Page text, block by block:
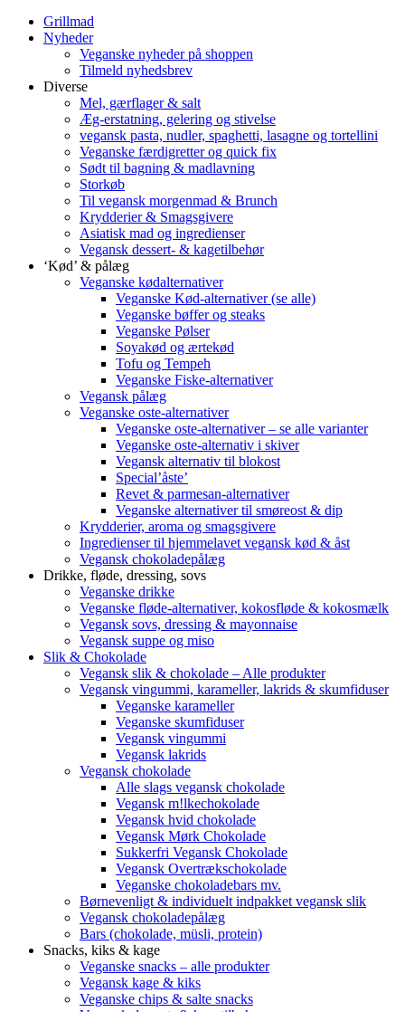
Grillmad
Nyheder
Veganske nyheder på shoppen
Tilmeld nyhedsbrev
Diverse
Mel, gærflager & salt
Æg-erstatning, gelering og stivelse
vegansk pasta, nudler, spaghetti, lasagne og tortellini
Veganske færdigretter og quick fix
Sødt til bagning & madlavning
Storkøb
Til vegansk morgenmad & Brunch
Krydderier & Smagsgivere
Asiatisk mad og ingredienser
Vegansk dessert- & kagetilbehør
‘Kød’ & pålæg
Veganske kødalternativer
Veganske Kød-alternativer (se alle)
Veganske bøffer og steaks
Veganske Pølser
Soyakød og ærtekød
Tofu og Tempeh
Veganske Fiske-alternativer
Vegansk pålæg
Veganske oste-alternativer
Veganske oste-alternativer – se alle varianter
Veganske oste-alternativ i skiver
Vegansk alternativ til blokost
Special’åste’
Revet & parmesan-alternativer
Veganske alternativer til smøreost & dip
Krydderier, aroma og smagsgivere
Ingredienser til hjemmelavet vegansk kød & åst
Vegansk chokoladepålæg
Drikke, fløde, dressing, sovs
Veganske drikke
Veganske fløde-alternativer, kokosfløde & kokosmælk
Vegansk sovs, dressing & mayonnaise
Vegansk suppe og miso
Slik & Chokolade
Vegansk slik & chokolade – Alle produkter
Vegansk vingummi, karameller, lakrids & skumfiduser
Veganske karameller
Veganske skumfiduser
Vegansk vingummi
Vegansk lakrids
Vegansk chokolade
Alle slags vegansk chokolade
Vegansk m!lkechokolade
Vegansk hvid chokolade
Vegansk Mørk Chokolade
Sukkerfri Vegansk Chokolade
Vegansk Overtrækschokolade
Veganske chokoladebars mv.
Børnevenligt & individuelt indpakket vegansk slik
Vegansk chokoladepålæg
Bars (chokolade, müsli, protein)
Snacks, kiks & kage
Veganske snacks – alle produkter
Vegansk kage & kiks
Veganske chips & salte snacks